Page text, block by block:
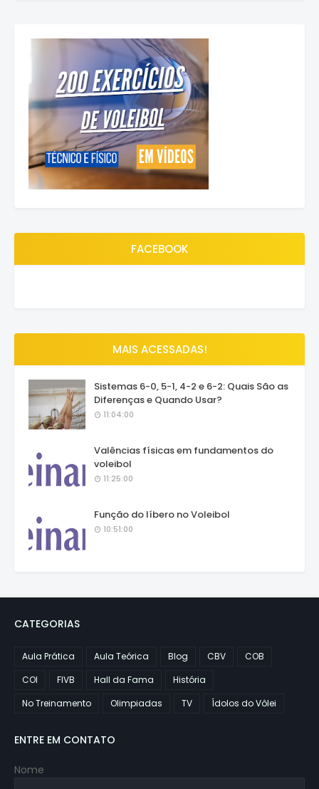
FACEBOOK
MAIS ACESSADAS!
Sistemas 6-0, 5-1, 4-2 e 6-2: Quais São as
Diferenças e Quando Usar?
11:04:00
Valências físicas em fundamentos do
voleibol
11:25:00
Função do líbero no Voleibol
10:51:00
CATEGORIAS
Aula Prática Aula Teórica Blog CBV
COB
COI
FIVB Hall da Fama
História
No Treinamento
Olimpiadas TV Ídolos do Vôlei
ENTRE EM CONTATO
Nome